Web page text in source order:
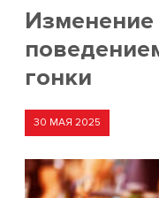
Изменение
гонки
30 МАЯ 2025